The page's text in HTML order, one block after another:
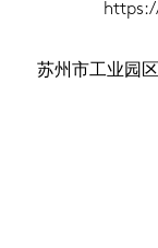
苏州市工业园